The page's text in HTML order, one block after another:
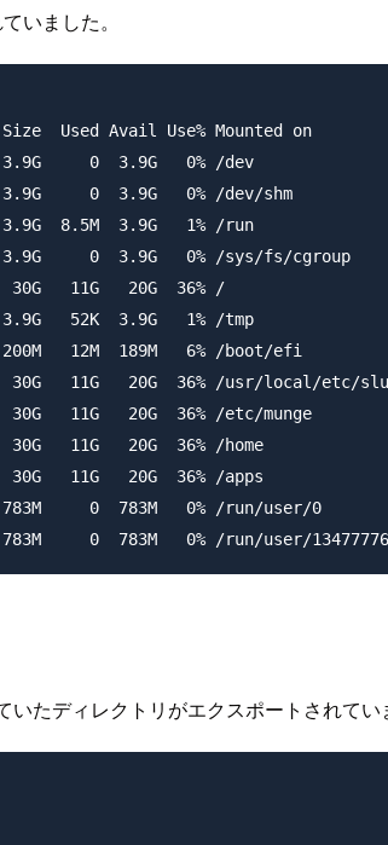
いました。
Avail Use% Mounted on
0  3.9G   0% /dev
0  3.9G   0% /dev/shm
3.9G   1% /run
0  3.9G   0% /sys/fs/cgroup
11G   20G  36% /
3.9G   1% /tmp
12M  189M   6% /boot/efi
11G   20G  36% /usr/local/etc/
11G   20G  36% /etc/munge
11G   20G  36% /home
11G   20G  36% /apps
0  783M   0% /run/user/0
たディレクトリがエクスポートされてい